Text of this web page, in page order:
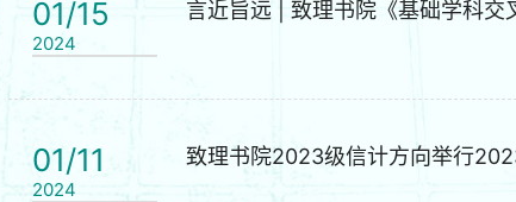
01/15
2024
言近旨远 | 致理书院《基础学科
01/11
2024
致理书院2023级信计方向举行